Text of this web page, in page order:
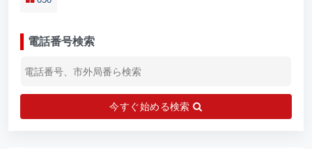
電話番号検索
今すぐ始める検索